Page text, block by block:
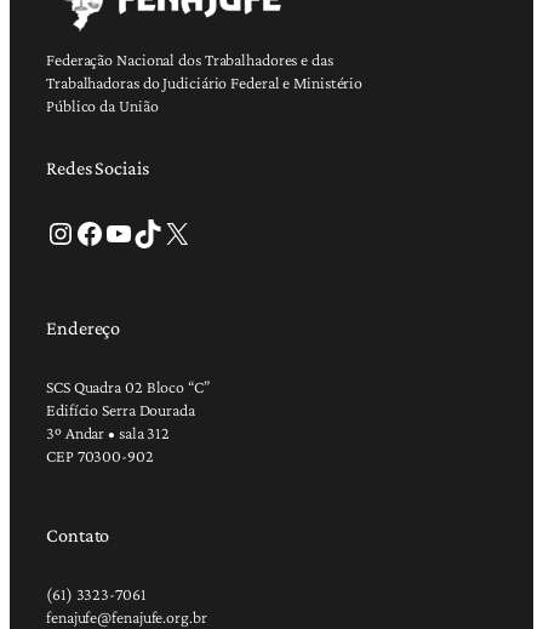
Federação Nacional dos Trabalhadores e das
Trabalhadoras do Judiciário Federal e Ministério
Público da União
Redes Sociais
Instagram Facebook Youtube TikTok X
Endereço
SCS Quadra 02 Bloco “C”
Edifício Serra Dourada
3º Andar • sala 312
CEP 70300-902
Contato
(61) 3323-7061
fenajufe@fenajufe.org.br